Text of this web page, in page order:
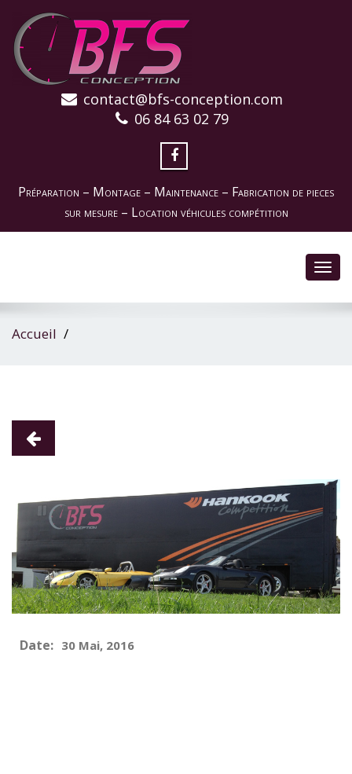
contact@bfs-conception.com
06 84 63 02 79
Préparation – Montage – Maintenance – Fabrication de pieces
sur mesure – Location véhicules compétition
Accueil
Date: 30 Mai, 2016